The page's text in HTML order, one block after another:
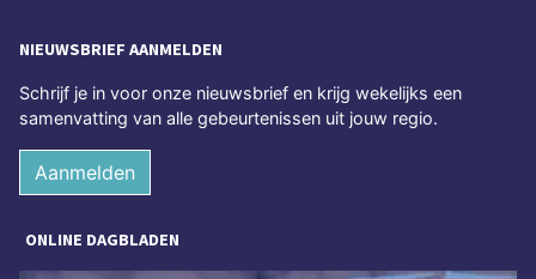
NIEUWSBRIEF AANMELDEN
Schrijf je in voor onze nieuwsbrief en krijg wekelijks een
samenvatting van alle gebeurtenissen uit jouw regio.
Aanmelden
ONLINE DAGBLADEN